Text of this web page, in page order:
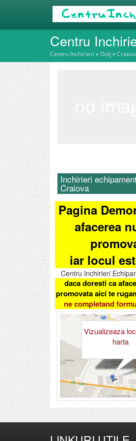
Centru
Centru Inchirieri » Dolj »
Inchirieri
Craiova
Pagina
afacerea
iar locul
Centru Inchirieri
daca doresti ca
promovata aici te
ne completand
Vizualizeaza
harta